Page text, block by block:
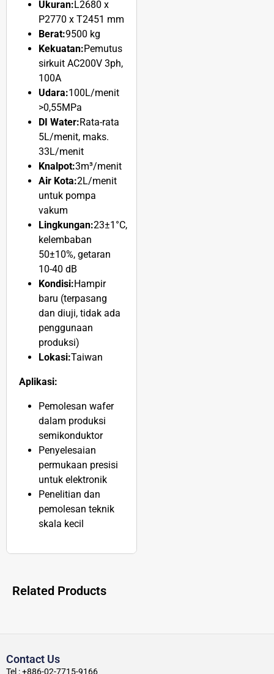
Ukuran:L2680 x
P2770 x T2451 mm
Berat:9500 kg
Kekuatan:Pemutus
sirkuit AC200V 3ph,
100A
Udara:100L/menit
>0,55MPa
DI Water:Rata-rata
5L/menit, maks.
33L/menit
Knalpot:3m³/menit
Air Kota:2L/menit
untuk pompa
vakum
Lingkungan:23±1°C,
kelembaban
50±10%, getaran
10-40 dB
Kondisi:Hampir
baru (terpasang
dan diuji, tidak ada
penggunaan
produksi)
Lokasi:Taiwan
Aplikasi:
Pemolesan wafer
dalam produksi
semikonduktor
Penyelesaian
permukaan presisi
untuk elektronik
Penelitian dan
pemolesan teknik
skala kecil
Related Products
Contact Us
Tel : +886-02-7715-9166